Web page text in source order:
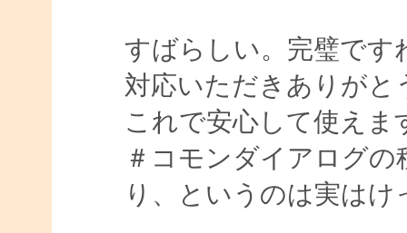
すばらしい。完璧です
対応いただきありがと
これで安心して使えま
＃コモンダイアログ
り、というのは実は